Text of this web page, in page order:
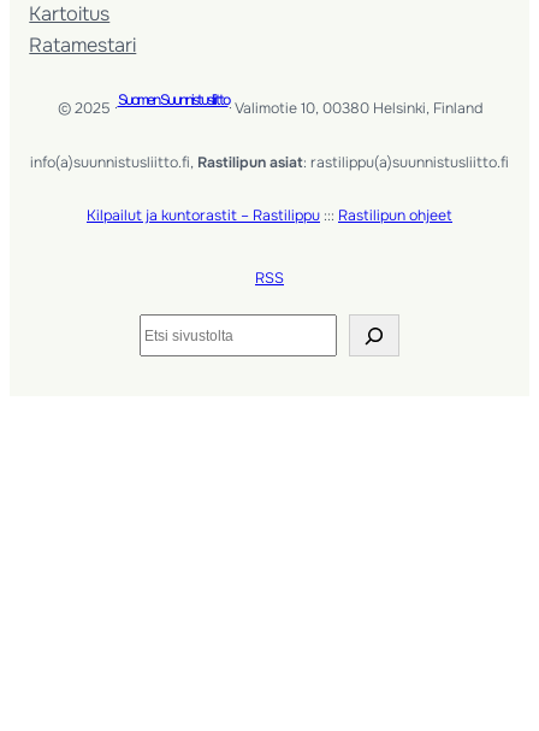
Kartoitus
Ratamestari
© 2025 ·Suomen Suunnistusliitto· Valimotie 10, 00380 Helsinki, Finland
info(a)suunnistusliitto.fi, Rastilipun asiat: rastilippu(a)suunnistusliitto.fi
Kilpailut ja kuntorastit – Rastilippu ::: Rastilipun ohjeet
RSS
Etsi